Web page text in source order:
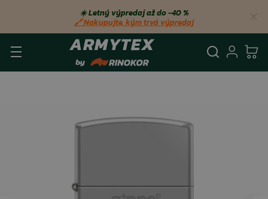
☀️ Letný výpredaj až do −40 %
🔗 Nakupujte, kým trvá výpredaj